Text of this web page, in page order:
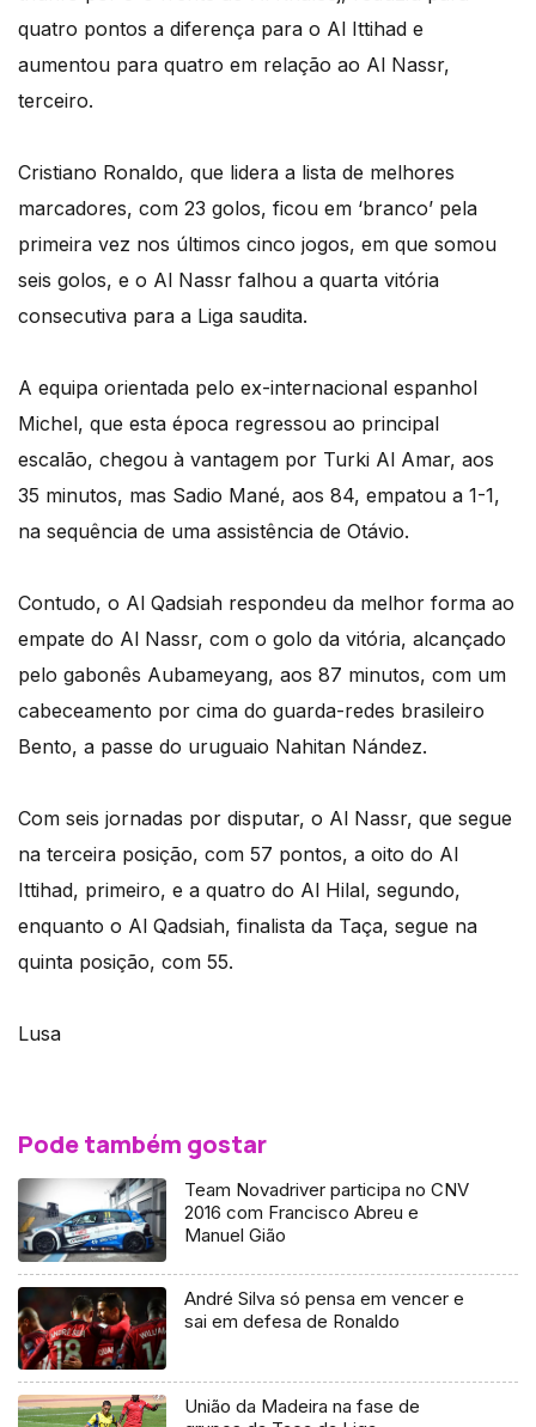
quatro pontos a diferença para o Al Ittihad e
aumentou para quatro em relação ao Al Nassr,
terceiro.
Cristiano Ronaldo, que lidera a lista de melhores
marcadores, com 23 golos, ficou em ‘branco’ pela
primeira vez nos últimos cinco jogos, em que somou
seis golos, e o Al Nassr falhou a quarta vitória
consecutiva para a Liga saudita.
A equipa orientada pelo ex-internacional espanhol
Michel, que esta época regressou ao principal
escalão, chegou à vantagem por Turki Al Amar, aos
35 minutos, mas Sadio Mané, aos 84, empatou a 1-1,
na sequência de uma assistência de Otávio.
Contudo, o Al Qadsiah respondeu da melhor forma ao
empate do Al Nassr, com o golo da vitória, alcançado
pelo gabonês Aubameyang, aos 87 minutos, com um
cabeceamento por cima do guarda-redes brasileiro
Bento, a passe do uruguaio Nahitan Nández.
Com seis jornadas por disputar, o Al Nassr, que segue
na terceira posição, com 57 pontos, a oito do Al
Ittihad, primeiro, e a quatro do Al Hilal, segundo,
enquanto o Al Qadsiah, finalista da Taça, segue na
quinta posição, com 55.
Lusa
Pode também gostar
Team Novadriver participa no CNV
2016 com Francisco Abreu e
Manuel Gião
André Silva só pensa em vencer e
sai em defesa de Ronaldo
União da Madeira na fase de